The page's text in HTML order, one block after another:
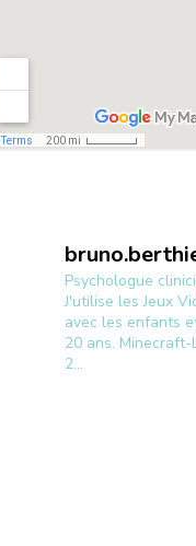
Psychologue
J'utilise les Jeux
avec les enfants
20 ans. Minecraft-
2...